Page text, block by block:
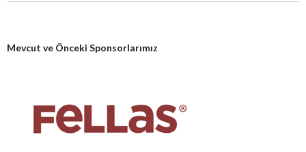
Mevcut ve Önceki Sponsorlarımız